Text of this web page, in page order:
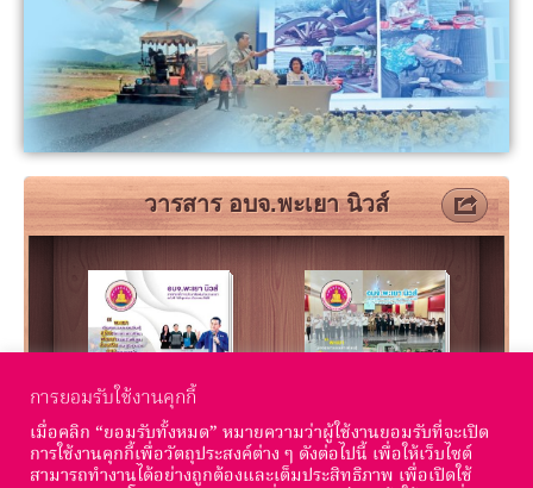
การยอมรับใช้งานคุกกี้
เมื่อคลิก “ยอมรับทั้งหมด” หมายความว่าผู้ใช้งานยอมรับที่จะเปิด
การใช้งานคุกกี้เพื่อวัตถุประสงค์ต่าง ๆ ดังต่อไปนี้ เพื่อให้เว็บไซต์
สามารถทำงานได้อย่างถูกต้องและเต็มประสิทธิภาพ เพื่อเปิดใช้